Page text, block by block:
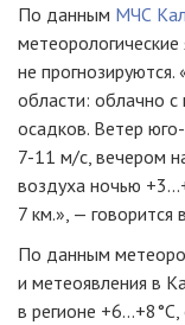
По данным МЧС
метеорологические
не
области: облачно с
осадков. Ветер
7-11 м/с, вечером
воздуха ночью
7 км.», —
По данным
и метеоявления в
в регионе